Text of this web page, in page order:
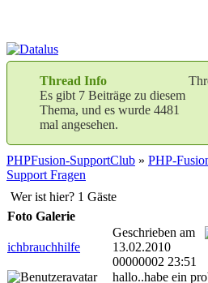
Thread Info
Es gibt 7 Beiträge zu diesem
Thema, und es wurde 4481
mal angesehen.
PHPFusion-SupportClub » PHP-
Support Fragen
Wer ist hier? 1 Gäste
Foto Galerie
ichbrauchhilfe
Geschrieben am
13.02.2010
00000002 23:51
hallo..habe ein